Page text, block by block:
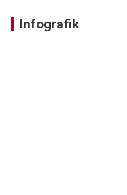
Infografik